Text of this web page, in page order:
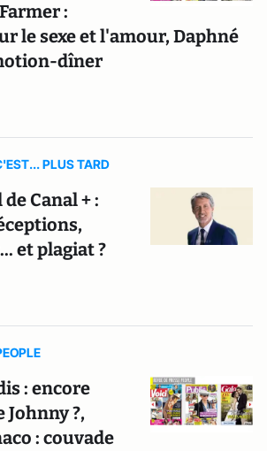
:
le sexe et l'amour, Daphné
dîner
PLUS TARD
Canal + :
et plagiat ?
: encore
Johnny ?,
: couvade